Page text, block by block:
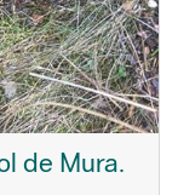
de Mura.